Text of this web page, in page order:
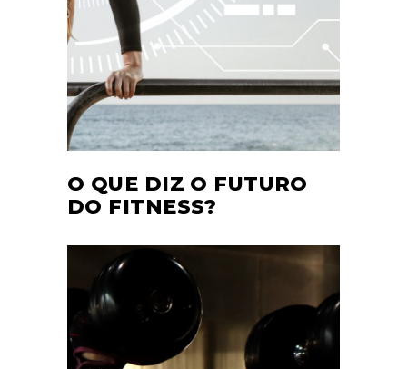
O QUE DIZ O FUTURO
DO FITNESS?